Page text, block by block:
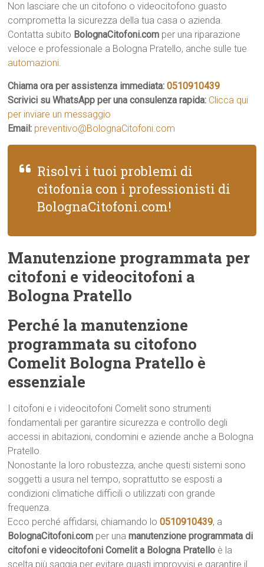
Non lasciare che un citofono o videocitofono guasto
comprometta la sicurezza della tua casa o azienda.
Contatta subito BolognaCitofoni.com per una riparazione
veloce e professionale a Bologna Pratello, anche sulle tue
automazioni.
Chiama ora per assistenza immediata:0510910439
Scrivici su WhatsApp per una consulenza rapida: Clicca qui
per inviare un messaggio
Email: preventivo@BolognaCitofoni.com
Risolvi i tuoi problemi di
citofonia con i professionisti di
BolognaCitofoni.com!
Manutenzione programmata per
citofoni e videocitofoni a
Bologna Pratello
Perché la manutenzione
programmata su citofono
Comelit Bologna Pratello è
essenziale
I citofoni e i videocitofoni Comelit sono strumenti
fondamentali per garantire sicurezza e controllo degli
accessi in abitazioni, condomini e aziende anche a Bologna
Pratello.
Nonostante la loro robustezza, anche questi sistemi sono
soggetti a usura nel tempo, soprattutto se esposti a
condizioni climatiche difficili o utilizzati con grande
frequenza.
Ecco perché affidarsi, chiamando lo0510910439, a
BolognaCitofoni.com per unamanutenzione programmata di
citofoni e videocitofoni Comelit a Bologna Pratello è la
scelta più saggia per evitare guasti improvvisi e garantire il